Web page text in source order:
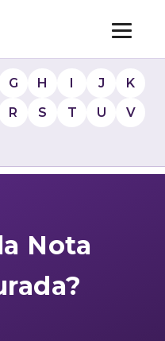
G H I J
K
R S T U
V
Nota